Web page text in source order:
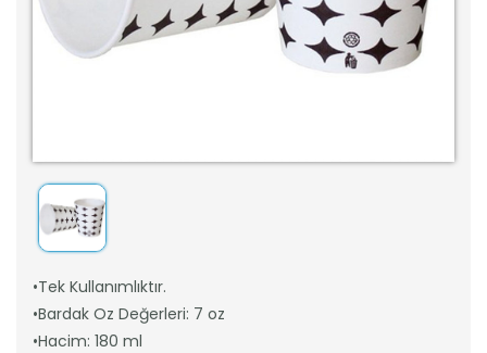
•Tek Kullanımlıktır.
•Bardak Oz Değerleri: 7 oz
•Hacim: 180 ml